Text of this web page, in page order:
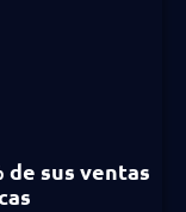
sus ventas